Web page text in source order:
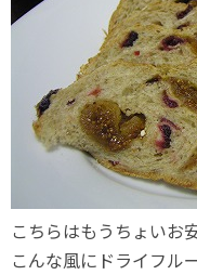
こちらはもうちょいお
こんな風にドライフル